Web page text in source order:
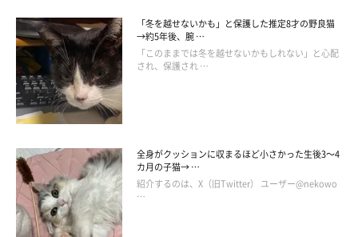
「冬を越せないかも」と保護した推定8才の野良猫
→約5年後、腕 …
「このままでは冬を越せないかもしれない」と心配
され、保護され …
全身がクッションに収まるほど小さかった生後3～4
カ月の子猫→ …
紹介するのは、X（旧Twitter） ユーザー@nekowo
…